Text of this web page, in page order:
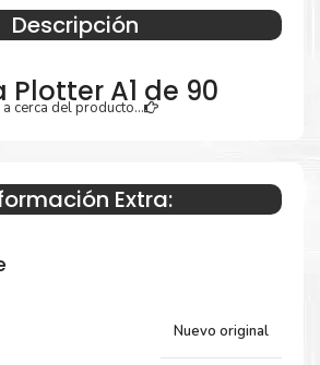
Descripción
Plotter A1 de 90
Técnicas
para plotter
cerca del producto...
Extra:
Nuevo original